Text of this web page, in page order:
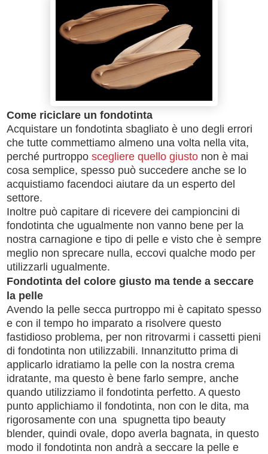
Come riciclare un fondotinta
Acquistare un fondotinta sbagliato è uno degli errori
che tutte commettiamo almeno una volta nella vita,
perché purtroppo scegliere quello giusto non è mai
cosa semplice, spesso può succedere anche se lo
acquistiamo facendoci aiutare da un esperto del
settore.
Inoltre può capitare di ricevere dei campioncini di
fondotinta che ugualmente non vanno bene per la
nostra carnagione e tipo di pelle e visto che è sempre
meglio non sprecare nulla, eccovi qualche modo per
utilizzarli ugualmente.
Fondotinta del colore giusto ma tende a seccare
la pelle
Avendo la pelle secca purtroppo mi è capitato spesso
e con il tempo ho imparato a risolvere questo
fastidioso problema, per non ritrovarmi i cassetti pieni
di fondotinta non utilizzabili. Innanzitutto prima di
applicarlo idratiamo la pelle con la nostra crema
idratante, ma questo è bene farlo sempre, anche
quando utilizziamo il fondotinta perfetto. A questo
punto applichiamo il fondotinta, non con le dita, ma
rigorosamente con una spugnetta tipo beauty
blender, quindi ovale, dopo averla bagnata, in questo
modo il fondotinta non andrà a seccare la pelle e